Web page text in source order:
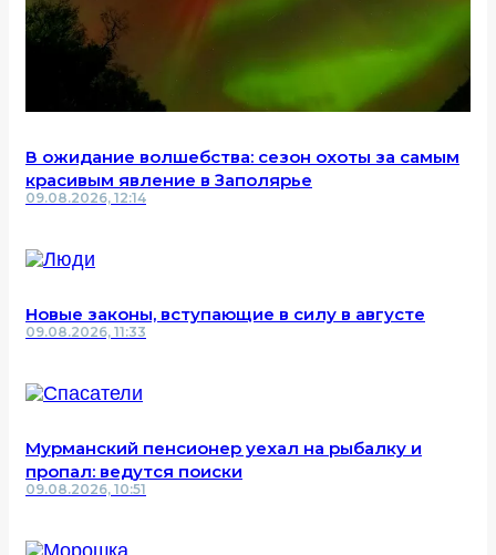
В ожидание волшебства: сезон охоты за самым
красивым явление в Заполярье
09.08.2026, 12:14
Новые законы, вступающие в силу в августе
09.08.2026, 11:33
Мурманский пенсионер уехал на рыбалку и
пропал: ведутся поиски
09.08.2026, 10:51